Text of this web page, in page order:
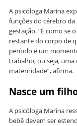
A psicóloga Marina
funções do cérebro
gestação. “É como se
restante do corpo de
período é um
trabalho, ou seja,
maternidade”, afirma.
Nasce um
A psicóloga Marina
bebê devem ser